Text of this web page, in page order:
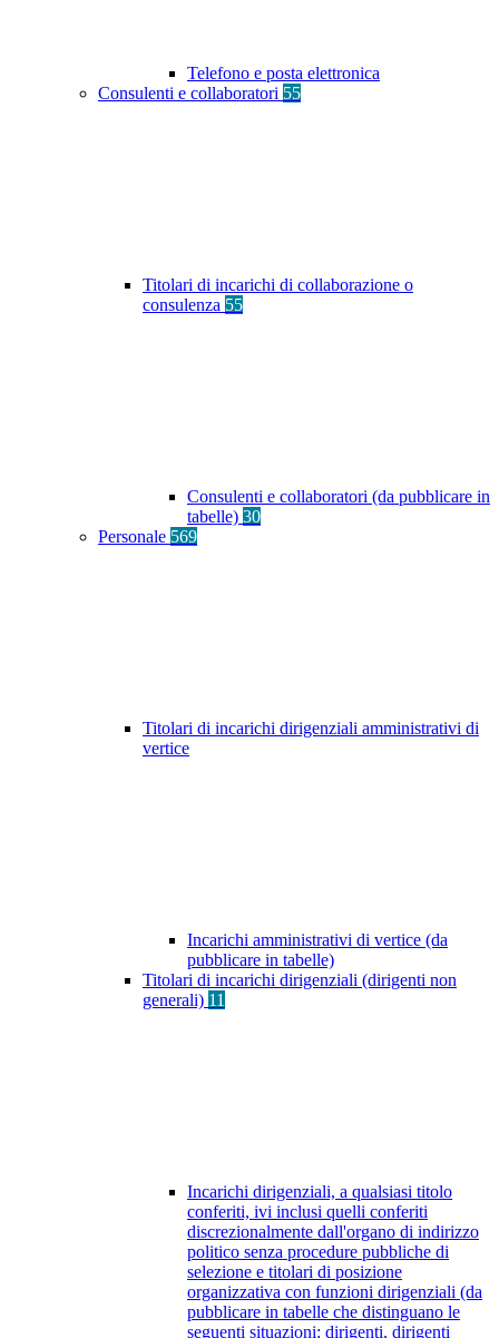
Telefono e posta elettronica
Consulenti e collaboratori 55
Titolari di incarichi di collaborazione o
consulenza 55
Consulenti e collaboratori (da pubblicare in
tabelle) 30
Personale 569
Titolari di incarichi dirigenziali amministrativi di
vertice
Incarichi amministrativi di vertice (da
pubblicare in tabelle)
Titolari di incarichi dirigenziali (dirigenti non
generali) 11
Incarichi dirigenziali, a qualsiasi titolo
conferiti, ivi inclusi quelli conferiti
discrezionalmente dall'organo di indirizzo
politico senza procedure pubbliche di
selezione e titolari di posizione
organizzativa con funzioni dirigenziali (da
pubblicare in tabelle che distinguano le
seguenti situazioni: dirigenti, dirigenti